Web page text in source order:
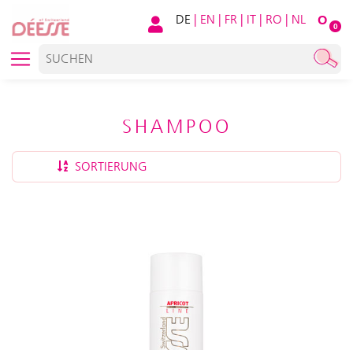
O 0
DE | EN | FR | IT | RO | NL
SHAMPOO
SORTIERUNG